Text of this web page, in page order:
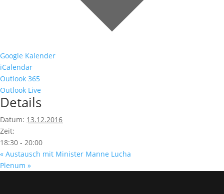
Google Kalender
iCalendar
Outlook 365
Outlook Live
Details
Datum: 13.12.2016
Zeit:
18:30 - 20:00
« Austausch mit Minister Manne Lucha
Plenum »